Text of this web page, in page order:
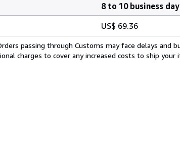
8 to 10 business
US$ 69.36
passing through Customs may face delays and
charges to cover any increased costs to ship your